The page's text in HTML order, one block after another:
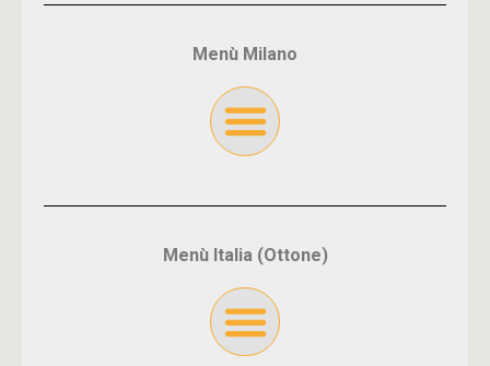
Menù Milano
Menù Italia (Ottone)